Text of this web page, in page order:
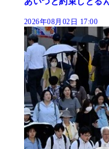
2026年08月02日 17:00